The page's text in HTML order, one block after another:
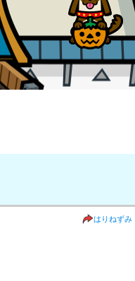
はりねずみ